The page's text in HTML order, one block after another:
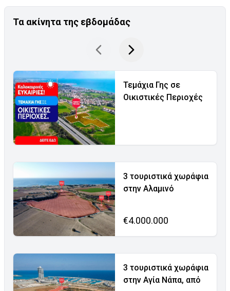
Τα ακίνητα της εβδομάδας
Τεμάχια Γης σε
Οικιστικές Περιοχές
3 τουριστικά χωράφια
στην Αλαμινό
€4.000.000
3 τουριστικά χωράφια
στην Αγία Νάπα, από